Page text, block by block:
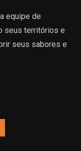
equipe de
seus territórios e
seus sabores e